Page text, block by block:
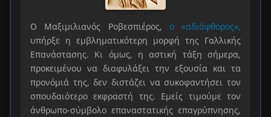
Ο Μαξιμιλιανός Ροβεσπιέρος, ο «αδιάφθορος»,
υπήρξε η εμβληματικότερη μορφή της Γαλλικής
Επανάστασης. Κι όμως, η αστική τάξη σήμερα,
προκειμένου να διαφυλάξει την εξουσία και τα
προνόμιά της, δεν διστάζει να συκοφαντήσει τον
σπουδαιότερο εκφραστή της. Εμείς τιμούμε τον
άνθρωπο-σύμβολο επαναστατικής επαγρύπνησης,